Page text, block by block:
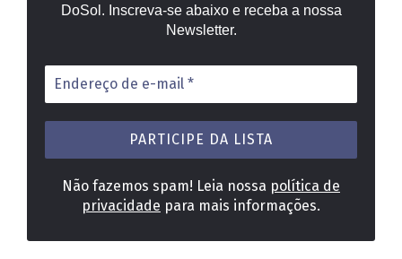
DoSol. Inscreva-se abaixo e receba a nossa
Newsletter.
Endereço
de
e-
mail
Não fazemos spam! Leia nossa política de
privacidade para mais informações.